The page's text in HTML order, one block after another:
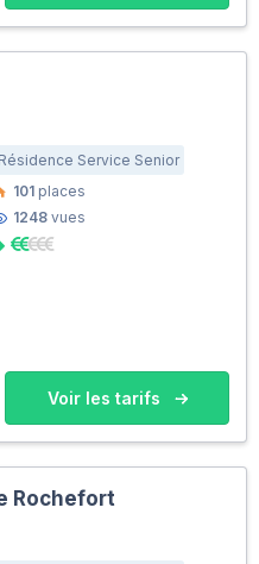
Résidence Service Senior
101 places
1248 vues
Voir les tarifs
Rochefort